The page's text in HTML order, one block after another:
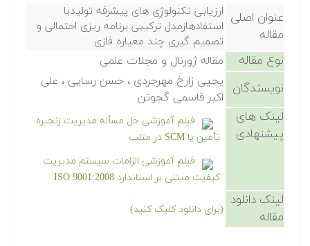
عنوان اصلی
مقاله
ارزیابی تکنولوژِی های پیشرفه تولیدبا
استفادهازمدل ترکیبی برنامه ریزی احتمالی و
تصمیم گیری چند معیاره فازی
نوع مقاله مقاله ژورنال و مجلات علمی
نویسندگان
یحیی زارخ مهرجردی ، حسن رسایی ، علی
اکبر قاسمی گجوتن
لینک های
پیشنهادی
فیلم آموزشی حل مسأله مدیریت زنجیره
تأمین یا SCM در متلب
فیلم آموزشی الزامات سیستم مدیریت
کیفیت مبتنی بر استاندارد ISO 9001:2008
لینک دانلود
مقاله
(برای دانلود کلیک کنید)